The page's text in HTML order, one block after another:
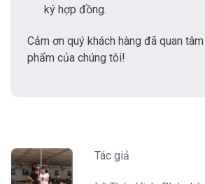
ký hợp đồng.
Cảm ơn quý khách hàng đã quan
phẩm của chúng tôi!
Tác giả